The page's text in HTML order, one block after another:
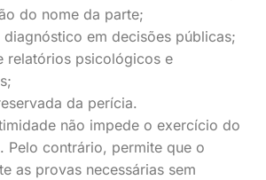
do nome da parte;
em decisões públicas;
relatórios psicológicos e
da perícia.
não impede o exercício do
Pelo contrário, permite que o
as provas necessárias sem